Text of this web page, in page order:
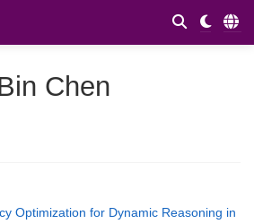
Chen
Optimization for Dynamic Reasoning in